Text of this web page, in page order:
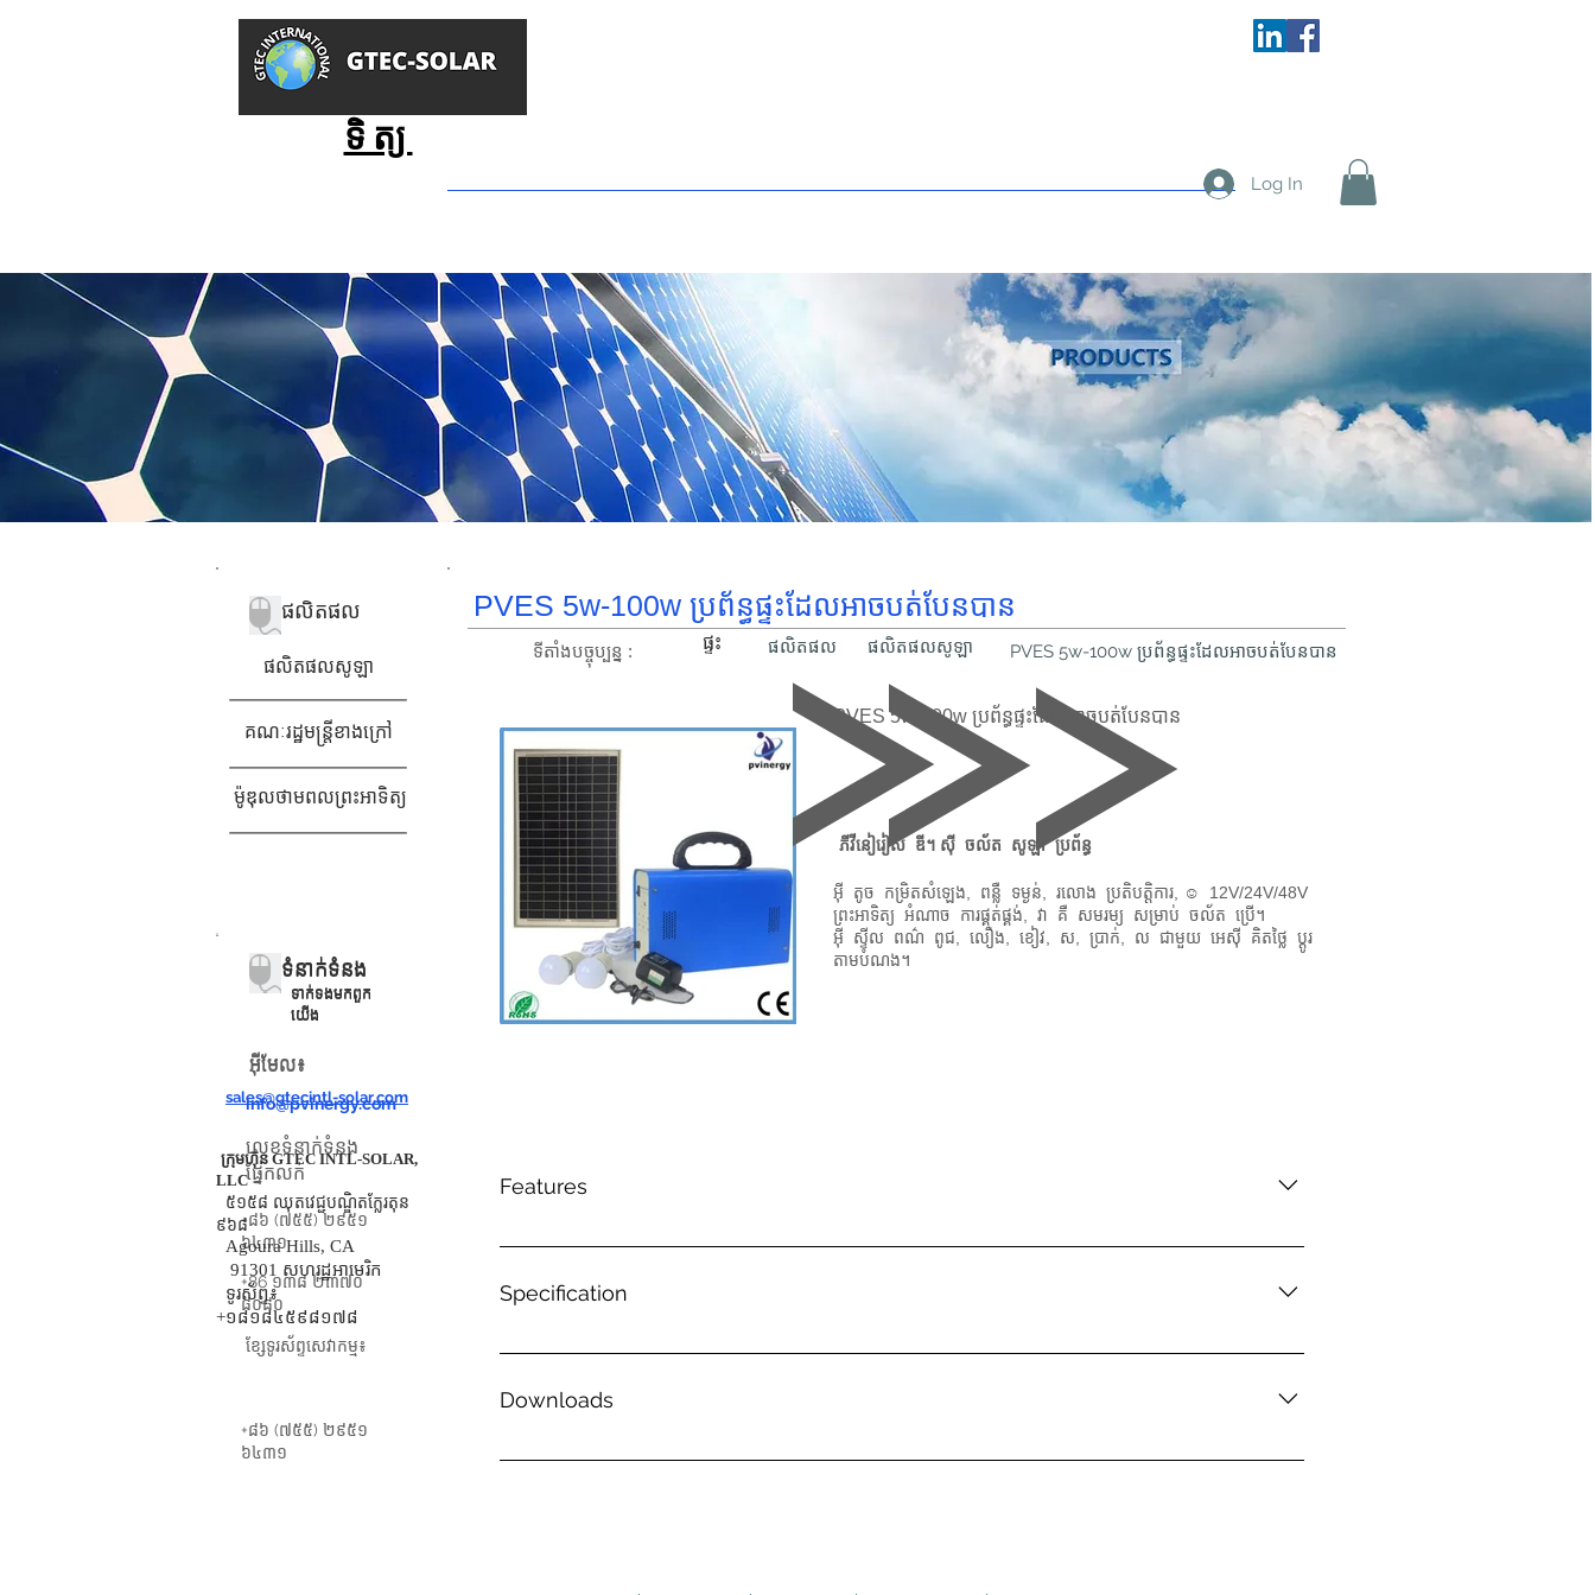
GTEC -
ថាមពលព្រះអា
ទិត្យ
Log In
ផលិតផល
ផលិតផលសូឡា
គណៈរដ្ឋមន្ត្រីខាងក្រៅ
ម៉ូឌុលថាមពលព្រះអាទិត្យ
ទំនាក់ទំនង
ទាក់ទង​មក​ពួក​
យើង
អ៊ីមែល៖
info@pvinergy.com
លេខទំនាក់ទំនង
ផ្នែកលក់
+៨៦ (៧៥៥) ២៩៥១
៦៤៣១
+86 ១៣៨ ២៣៧០
៨០៨០
ខ្សែទូរស័ព្ទសេវាកម្ម៖
+៨៦ (៧៥៥) ២៩៥១
៦៤៣១
ទំនាក់ទំនង
ទាក់ទង​មក​ពួក​
យើង
អ៊ីមែល៖
sales@gtecintl-solar.com
ក្រុមហ៊ុន GTEC INTL-SOLAR,
LLC
៥១៥៨ ឈុតវេជ្ជបណ្ឌិតក្លែរតុន
៩៦៨
Agoura Hills, CA
91301 សហរដ្ឋអាមេរិក
ទូរស័ព្ទ៖
+១៨១៨៤៥៩៨១៧៨
PVES 5w-100w ប្រព័ន្ធផ្ទះដែលអាចបត់បែនបាន
PVES 5w-100w ប្រព័ន្ធផ្ទះដែលអាចបត់បែនបាន
PVES 5w-100w ប្រព័ន្ធផ្ទះដែលអាចបត់បែនបាន
ភីវីនៀរៀស ឌី។ ស៊ី ចល័ត សូឡា ប្រព័ន្ធ
អ៊ី តូច កម្រិតសំឡេង, ពន្លឺ ទម្ងន់, រលោង ប្រតិបត្តិការ, ☺ 12V/24V/48V
ព្រះអាទិត្យ អំណាច ការផ្គត់ផ្គង់, វា គឺ សមរម្យ សម្រាប់ ចល័ត ប្រើ។
អ៊ី ស្ទីល ពណ៌ ពូជ, លឿង, ខៀវ, ស, ប្រាក់, ល ជាមួយ អេស៊ី គិតថ្លៃ ប្ដូរ
តាមបំណង។
Features
.
Specification
.
Downloads
PVES 5w-100w Protable Home System
ទីតាំង​បច្ចុប្បន្ន : ផ្ទះ ផលិតផល ផលិតផលសូឡា